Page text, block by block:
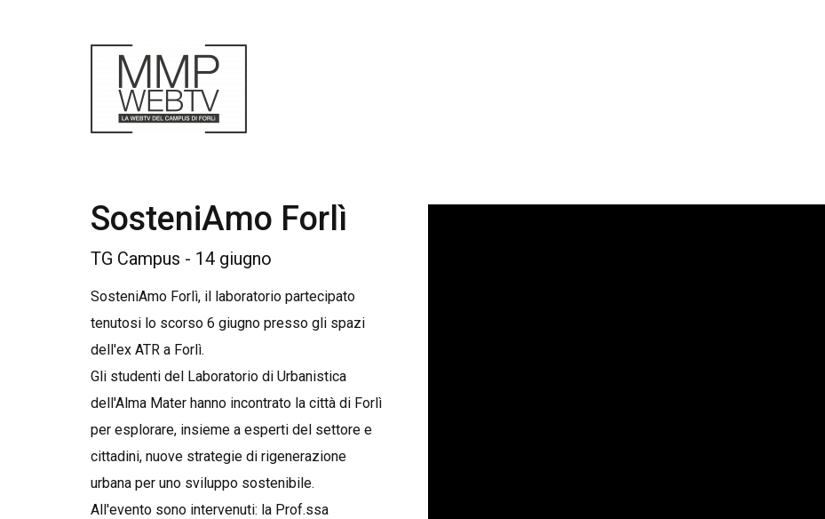
SosteniAmo Forlì
TG Campus - 14 giugno
SosteniAmo Forlì, il laboratorio partecipato
tenutosi lo scorso 6 giugno presso gli spazi
dell'ex ATR a Forlì.
Gli studenti del Laboratorio di Urbanistica
dell'Alma Mater hanno incontrato la città di Forlì
per esplorare, insieme a esperti del settore e
cittadini, nuove strategie di rigenerazione
urbana per uno sviluppo sostenibile.
All'evento sono intervenuti: la Prof.ssa